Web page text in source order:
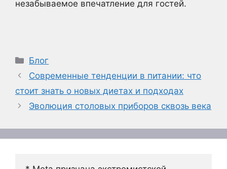
незабываемое впечатление для гостей.
Рубрики
Блог
Современные тенденции в питании: что
стоит знать о новых диетах и подходах
Эволюция столовых приборов сквозь века